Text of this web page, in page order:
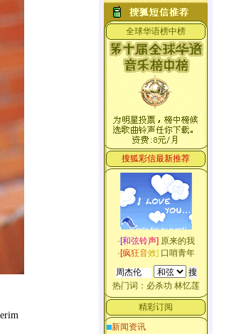
全球华语榜中榜
搜狐彩信最新推荐
·[和弦铃声] 原来的我
·[疯狂音效] 口哨青年
热门词： 必杀功 林忆莲
精彩订阅
新闻资讯